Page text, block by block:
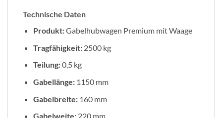
Technische Daten
Produkt:Gabelhubwagen Premium mit Waage
Tragfähigkeit:2500 kg
Teilung:0,5 kg
Gabellänge:1150 mm
Gabelbreite:160 mm
Gabelweite:220 mm